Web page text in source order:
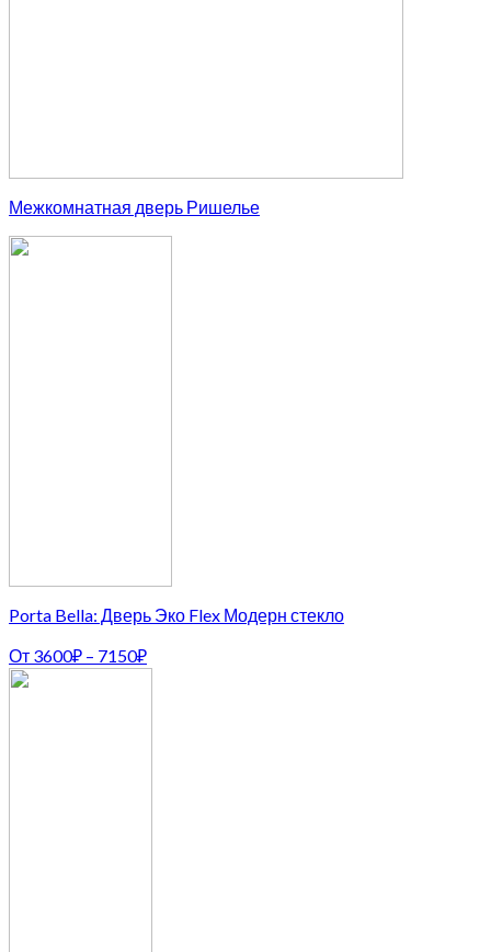
Межкомнатная дверь Ришелье
Porta Bella: Дверь Эко Flex Модерн стекло
От 3600₽ – 7150₽